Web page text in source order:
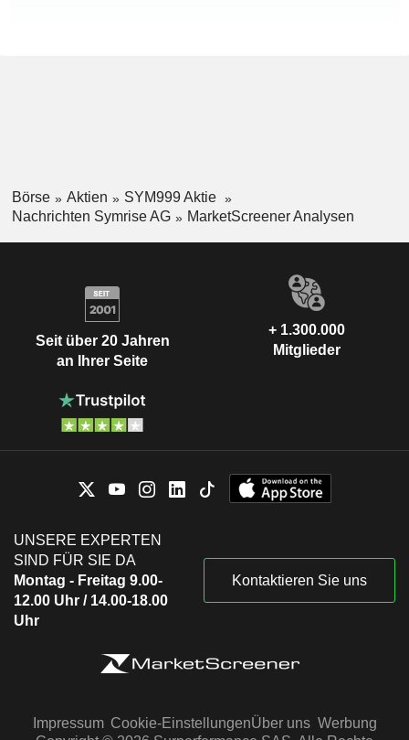
Börse Aktien
SYM999 Aktie
Nachrichten Symrise AG
MarketScreener Analysen
Seit über 20 Jahren
an Ihrer Seite
+ 1.300.000
Mitglieder
UNSERE EXPERTEN
SIND FÜR SIE DA
Montag - Freitag 9.00-
12.00 Uhr / 14.00-18.00
Uhr
Kontaktieren Sie uns
Impressum Cookie-EinstellungenÜber uns Werbung